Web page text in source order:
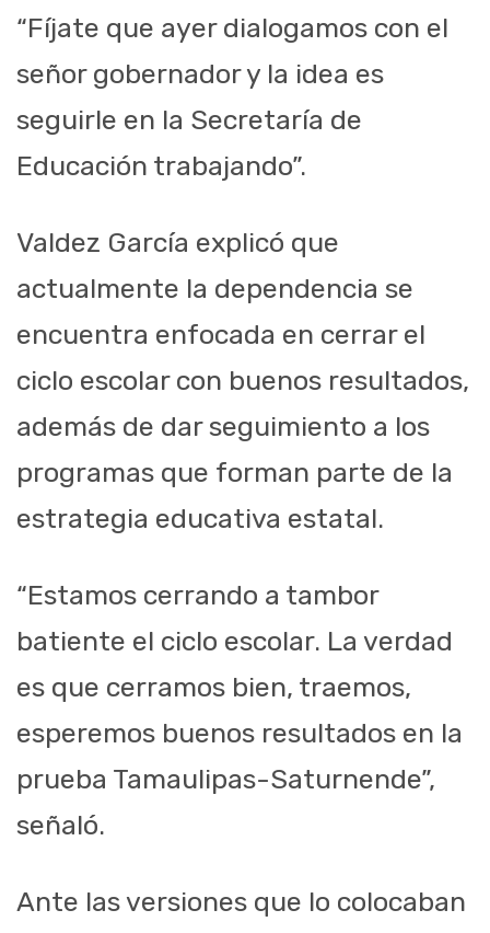
“Fíjate que ayer dialogamos con el
señor gobernador y la idea es
seguirle en la Secretaría de
Educación trabajando”.
Valdez García explicó que
actualmente la dependencia se
encuentra enfocada en cerrar el
ciclo escolar con buenos resultados,
además de dar seguimiento a los
programas que forman parte de la
estrategia educativa estatal.
“Estamos cerrando a tambor
batiente el ciclo escolar. La verdad
es que cerramos bien, traemos,
esperemos buenos resultados en la
prueba Tamaulipas-Saturnende”,
señaló.
Ante las versiones que lo colocaban